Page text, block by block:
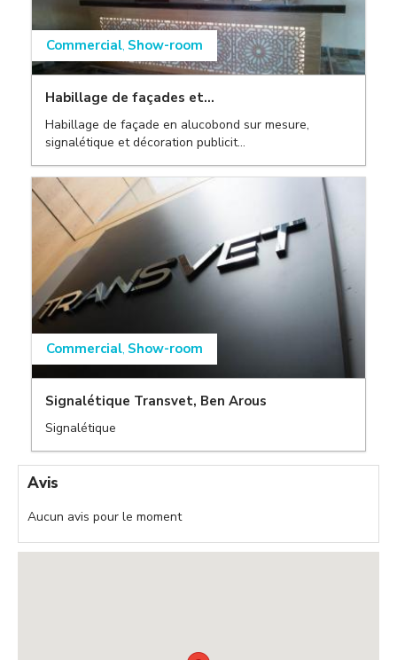
Commercial, Show-room
Habillage de façades et...
Habillage de façade en alucobond sur mesure,
signalétique et décoration publicit...
Commercial, Show-room
Signalétique Transvet, Ben Arous
Signalétique
Avis
Aucun avis pour le moment